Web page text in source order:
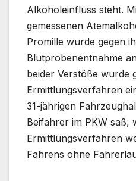
Alkoholeinfluss steht.
gemessenen
Promille wurde gegen
Blutprobenentnahme
beider Verstöße wurde
Ermittlungsverfahren
31-jährigen
Beifahrer im PKW saß,
Ermittlungsverfahren
Fahrens ohne